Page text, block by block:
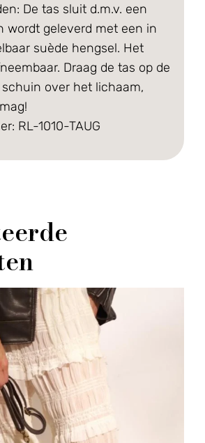
De tas sluit d.m.v. een
wordt geleverd met een in
suède hengsel. Het
Draag de tas op de
over het lichaam,
RL-1010-TAUG